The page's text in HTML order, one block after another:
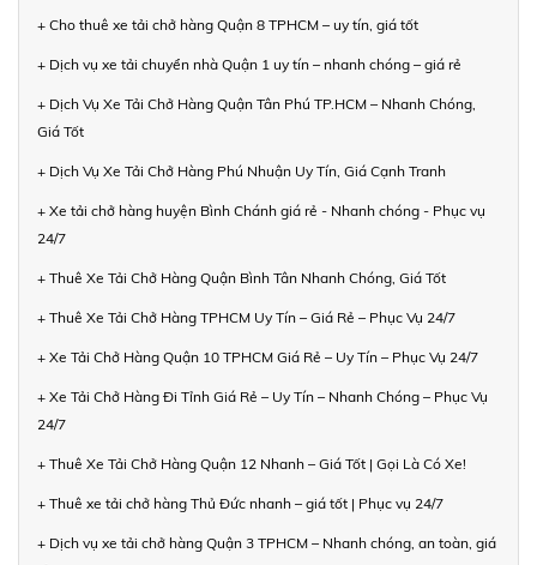
+ Cho thuê xe tải chở hàng Quận 8 TPHCM – uy tín, giá tốt
+ Dịch vụ xe tải chuyển nhà Quận 1 uy tín – nhanh chóng – giá rẻ
+ Dịch Vụ Xe Tải Chở Hàng Quận Tân Phú TP.HCM – Nhanh Chóng,
Giá Tốt
+ Dịch Vụ Xe Tải Chở Hàng Phú Nhuận Uy Tín, Giá Cạnh Tranh
+ Xe tải chở hàng huyện Bình Chánh giá rẻ - Nhanh chóng - Phục vụ
24/7
+ Thuê Xe Tải Chở Hàng Quận Bình Tân Nhanh Chóng, Giá Tốt
+ Thuê Xe Tải Chở Hàng TPHCM Uy Tín – Giá Rẻ – Phục Vụ 24/7
+ Xe Tải Chở Hàng Quận 10 TPHCM Giá Rẻ – Uy Tín – Phục Vụ 24/7
+ Xe Tải Chở Hàng Đi Tỉnh Giá Rẻ – Uy Tín – Nhanh Chóng – Phục Vụ
24/7
+ Thuê Xe Tải Chở Hàng Quận 12 Nhanh – Giá Tốt | Gọi Là Có Xe!
+ Thuê xe tải chở hàng Thủ Đức nhanh – giá tốt | Phục vụ 24/7
+ Dịch vụ xe tải chở hàng Quận 3 TPHCM – Nhanh chóng, an toàn, giá